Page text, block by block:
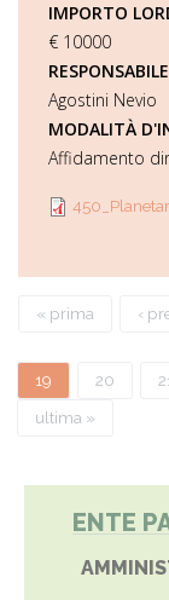
IMPORTO
€ 10000
Agostini Nevio
MODALITÀ
Affidamento
Pagine
« prima ‹
19
20
ultima »
ENTE